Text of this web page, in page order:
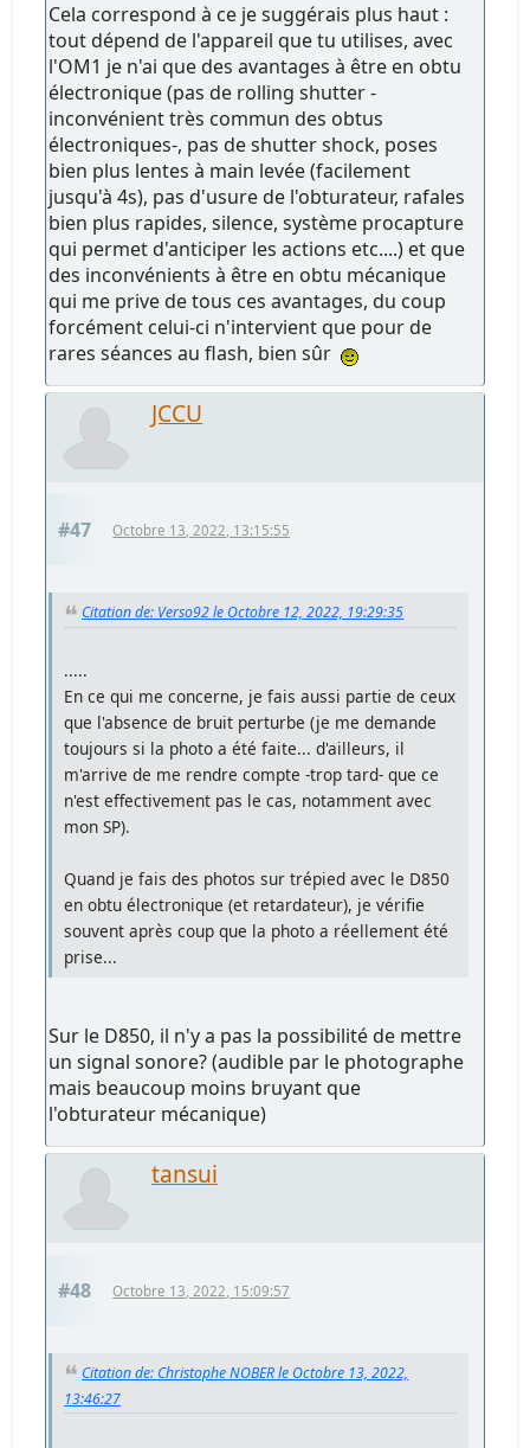
Cela correspond à ce je suggérais plus haut :
tout dépend de l'appareil que tu utilises, avec
l'OM1 je n'ai que des avantages à être en obtu
électronique (pas de rolling shutter -
inconvénient très commun des obtus
électroniques-, pas de shutter shock, poses
bien plus lentes à main levée (facilement
jusqu'à 4s), pas d'usure de l'obturateur, rafales
bien plus rapides, silence, système procapture
qui permet d'anticiper les actions etc....) et que
des inconvénients à être en obtu mécanique
qui me prive de tous ces avantages, du coup
forcément celui-ci n'intervient que pour de
rares séances au flash, bien sûr
JCCU
#47 Octobre 13, 2022, 13:15:55
Citation de: Verso92 le Octobre 12, 2022, 19:29:35
.....
En ce qui me concerne, je fais aussi partie de ceux
que l'absence de bruit perturbe (je me demande
toujours si la photo a été faite... d'ailleurs, il
m'arrive de me rendre compte -trop tard- que ce
n'est effectivement pas le cas, notamment avec
mon SP).
Quand je fais des photos sur trépied avec le D850
en obtu électronique (et retardateur), je vérifie
souvent après coup que la photo a réellement été
prise...
Sur le D850, il n'y a pas la possibilité de mettre
un signal sonore? (audible par le photographe
mais beaucoup moins bruyant que
l'obturateur mécanique)
tansui
#48 Octobre 13, 2022, 15:09:57
Citation de: Christophe NOBER le Octobre 13, 2022,
13:46:27